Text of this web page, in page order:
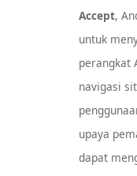
Pusat Layanan
Accept,
untuk
perangkat
navigasi
upaya
dapat